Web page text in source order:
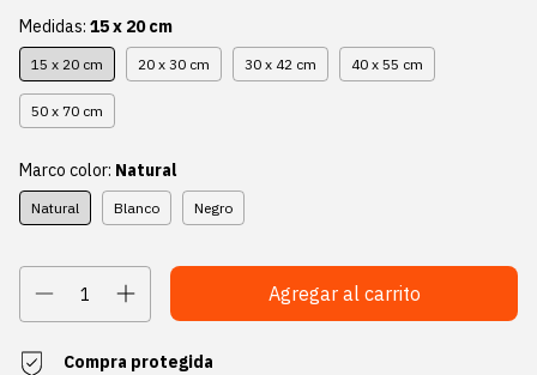
Medidas: 15 x 20 cm
15 x 20 cm 20 x 30 cm 30 x 42 cm 40 x 55 cm
50 x 70 cm
Marco color: Natural
Natural Blanco Negro
Compra protegida